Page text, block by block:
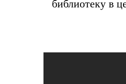
библиотеку в